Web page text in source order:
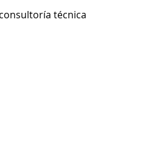
técnica